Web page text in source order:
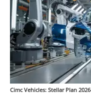
Cimc Vehicles: Stellar Plan